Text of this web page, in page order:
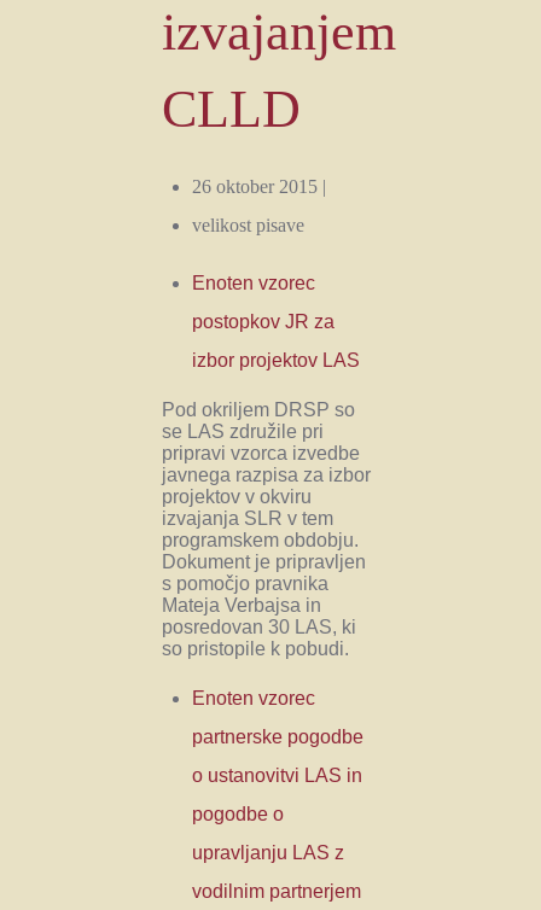
izvajanjem
CLLD
26 oktober 2015 |
velikost pisave
Enoten vzorec
postopkov JR za
izbor projektov LAS
Pod okriljem DRSP so
se LAS združile pri
pripravi vzorca izvedbe
javnega razpisa za izbor
projektov v okviru
izvajanja SLR v tem
programskem obdobju.
Dokument je pripravljen
s pomočjo pravnika
Mateja Verbajsa in
posredovan 30 LAS, ki
so pristopile k pobudi.
Enoten vzorec
partnerske pogodbe
o ustanovitvi LAS in
pogodbe o
upravljanju LAS z
vodilnim partnerjem